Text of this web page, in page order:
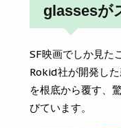
glassesが
SF映画でしか見た
Rokid社が開発し
を根底から覆す、
びています。